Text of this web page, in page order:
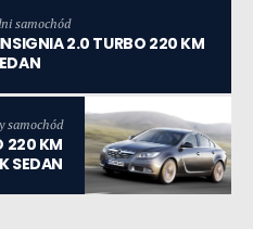
samochód
2.0 TURBO 220 KM
samochód
220 KM
SEDAN